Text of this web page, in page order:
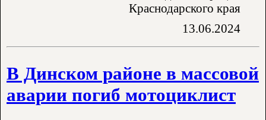
Краснодарского края
13.06.2024
В Динском районе в массовой
аварии погиб мотоциклист